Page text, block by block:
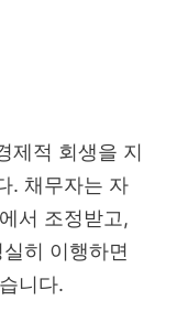
제적 회생을 지
. 채무자는 자
서 조정받고,
히 이행하면
니다.